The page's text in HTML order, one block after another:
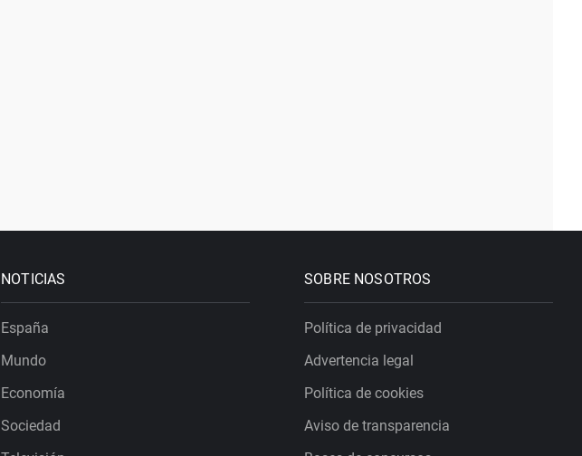
NOTICIAS
España
Mundo
Economía
Sociedad
SOBRE NOSOTROS
Política de privacidad
Advertencia legal
Política de cookies
Aviso de transparencia